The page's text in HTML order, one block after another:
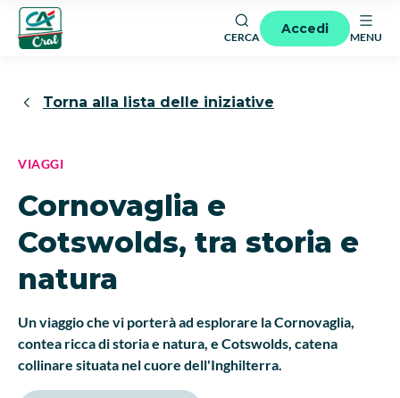
CERCA
Accedi
MENU
Torna alla lista delle iniziative
VIAGGI
Cornovaglia e
Cotswolds, tra storia e
natura
Un viaggio che vi porterà ad esplorare la Cornovaglia,
contea ricca di storia e natura, e Cotswolds, catena
collinare situata nel cuore dell'Inghilterra.